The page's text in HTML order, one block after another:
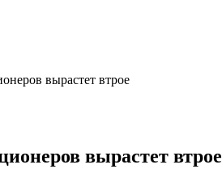
вырастет втрое
вырастет втрое